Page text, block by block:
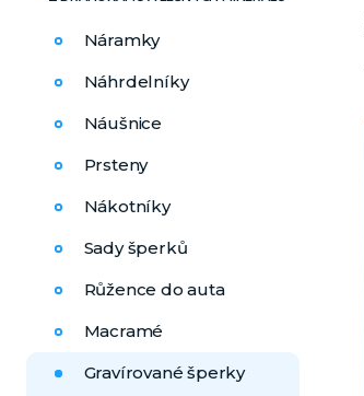
Náramky
Náhrdelníky
Náušnice
Prsteny
Nákotníky
Sady šperků
Růžence do auta
Macramé
Gravírované šperky